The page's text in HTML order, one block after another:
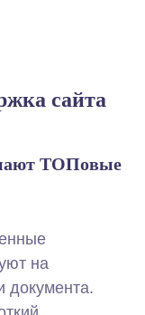
сайта
ТОПовые
на
документа.